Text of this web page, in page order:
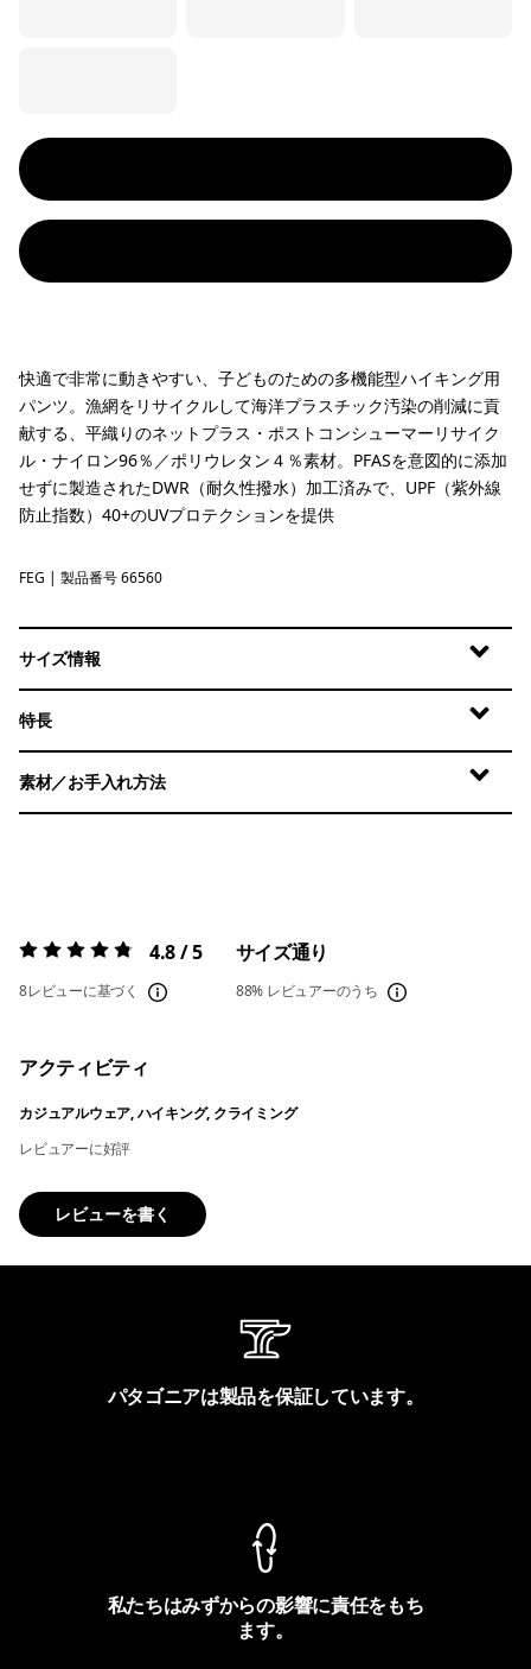
快適で非常に動きやすい、子どものための多機能型ハイキング用
パンツ。漁網をリサイクルして海洋プラスチック汚染の削減に貢
献する、平織りのネットプラス・ポストコンシューマーリサイク
ル・ナイロン96％／ポリウレタン４％素材。PFASを意図的に添加
せずに製造されたDWR（耐久性撥水）加工済みで、UPF（紫外線
防止指数）40+のUVプロテクションを提供
Forge Grey w/Forge Grey
FEG | 製品番号 66560
サイズ情報
特長
素材／お手入れ方法
評価:4.8 / 5 4.8 / 5
8レビューに基づく
サイズ通り
88% レビュアーのうち
アクティビティ
カジュアルウェア, ハイキング, クライミング
レビュアーに好評
レビューを書く
パタゴニアは製品を保証しています。
私たちはみずからの影響に責任をもち
ます。